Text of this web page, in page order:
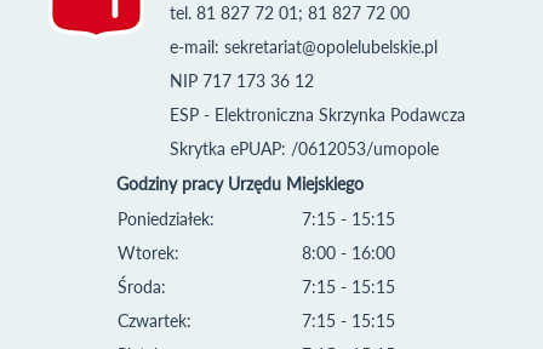
tel. 81 827 72 01; 81 827 72 00
e-mail: sekretariat@opolelubelskie.pl
NIP 717 173 36 12
ESP - Elektroniczna Skrzynka Podawcza
Skrytka ePUAP: /0612053/umopole
Godziny pracy Urzędu Miejskiego
Poniedziałek:
Wtorek:
Środa:
Czwartek:
7:15 - 15:15
8:00 - 16:00
7:15 - 15:15
7:15 - 15:15